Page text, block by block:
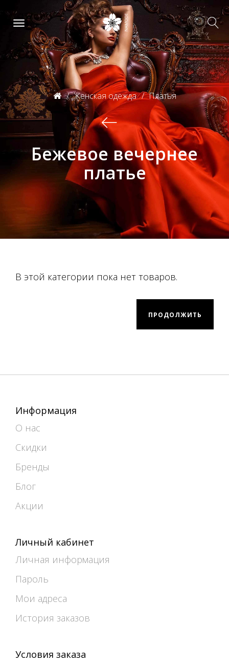
Женская одежда Платья
Бежевое вечернее
платье
В этой категории пока нет товаров.
ПРОДОЛЖИТЬ
Информация
О нас
Скидки
Бренды
Блог
Акции
Личный кабинет
Личная информация
Пароль
Мои адреса
История заказов
Условия заказа